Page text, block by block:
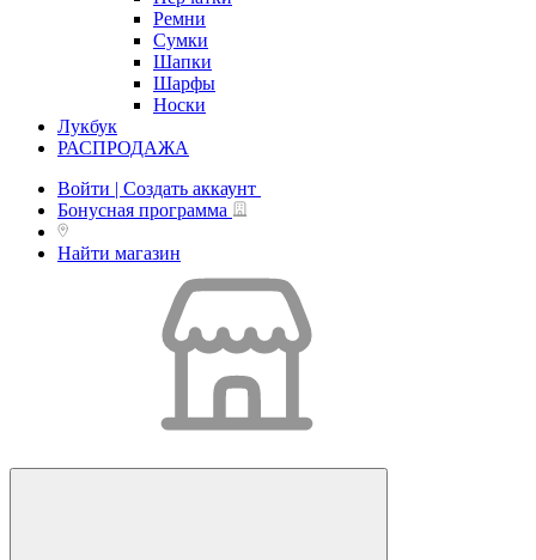
Ремни
Сумки
Шапки
Шарфы
Носки
Лукбук
РАСПРОДАЖА
Войти | Создать аккаунт
Бонусная программа
Найти магазин